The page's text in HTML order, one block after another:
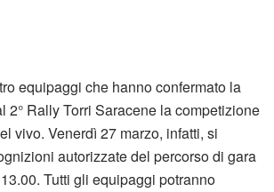
equipaggi che hanno confermato la
2° Rally Torri Saracene la competizione
vivo. Venerdì 27 marzo, infatti, si
autorizzate del percorso di gara
Tutti gli equipaggi potranno